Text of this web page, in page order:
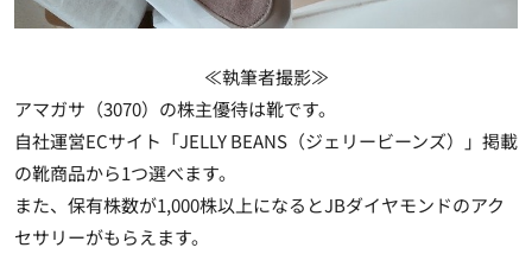
≪執筆者撮影≫
アマガサ（3070）の株主優待は靴です。
自社運営ECサイト「JELLY BEANS（ジェリービーンズ）」掲載
の靴商品から1つ選べます。
また、保有株数が1,000株以上になるとJBダイヤモンドのアク
セサリーがもらえます。